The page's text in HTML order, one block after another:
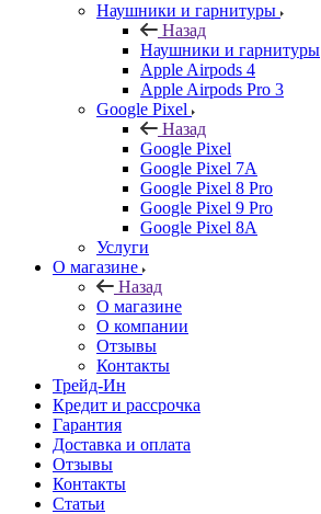
Наушники и гарнитуры
Назад
Наушники и гарнитуры
Apple Airpods 4
Apple Airpods Pro 3
Google Pixel
Назад
Google Pixel
Google Pixel 7А
Google Pixel 8 Pro
Google Pixel 9 Pro
Google Pixel 8A
Услуги
О магазине
Назад
О магазине
О компании
Отзывы
Контакты
Трейд-Ин
Кредит и рассрочка
Гарантия
Доставка и оплата
Отзывы
Контакты
Статьи